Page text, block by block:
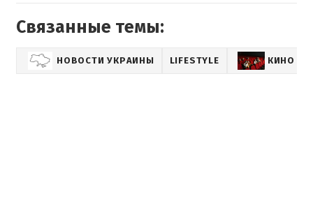
Связанные темы:
НОВОСТИ УКРАИНЫ LIFESTYLE КИНО